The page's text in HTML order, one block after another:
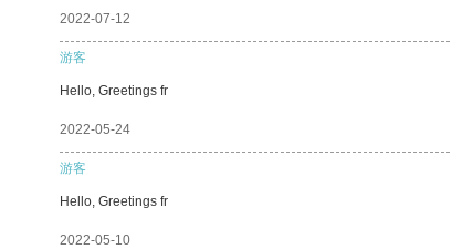
2022-07-12
游客
Hello, Greetings fr
2022-05-24
游客
Hello, Greetings fr
2022-05-10